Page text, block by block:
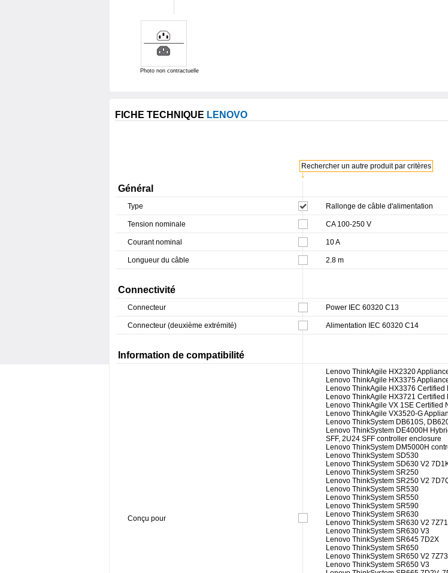
Photo non contractuelle
FICHE TECHNIQUE LENOVO
↓
Rechercher un autre produit par critères
Général
Type Rallonge de câble d'alimentation
Tension nominale CA 100-250 V
Courant nominal 10 A
Longueur du câble 2.8 m
Connectivité
Connecteur Power IEC 60320 C13
Connecteur (deuxième extrémité) Alimentation IEC 60320 C14
Information de compatibilité
Conçu pour
Lenovo ThinkAgile HX2320
Lenovo ThinkAgile HX3375
Lenovo ThinkAgile HX3376 Certified
Lenovo ThinkAgile HX3721 Certified
Lenovo ThinkAgile VX 1SE Certified
Lenovo ThinkAgile VX3520-G
Lenovo ThinkSystem DB610S,
Lenovo ThinkSystem DE4000H
SFF, 2U24 SFF controller enclosure
Lenovo ThinkSystem DM5000H
Lenovo ThinkSystem SD530
Lenovo ThinkSystem SD630 V2
Lenovo ThinkSystem SR250
Lenovo ThinkSystem SR250 V2
Lenovo ThinkSystem SR530
Lenovo ThinkSystem SR550
Lenovo ThinkSystem SR590
Lenovo ThinkSystem SR630
Lenovo ThinkSystem SR630 V2 7Z71
Lenovo ThinkSystem SR630 V3
Lenovo ThinkSystem SR645 7D2X
Lenovo ThinkSystem SR650
Lenovo ThinkSystem SR650 V2 7Z73
Lenovo ThinkSystem SR650 V3